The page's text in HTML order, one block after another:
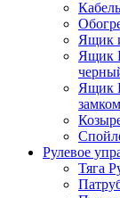
Ящик
Ящик
Ящик
замком
Рулевое
Тяга